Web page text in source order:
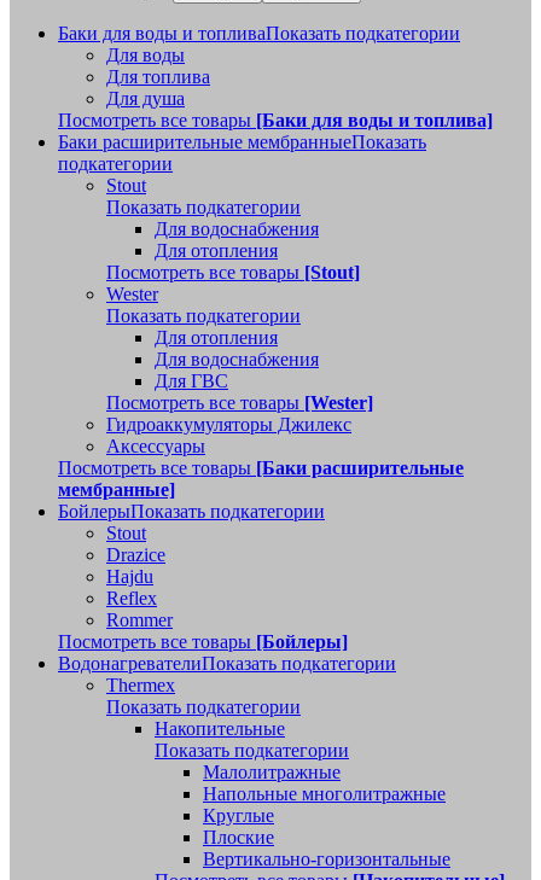
Баки для воды и топливаПоказать подкатегории
Для воды
Для топлива
Для душа
Посмотреть все товары [Баки для воды и топлива]
Баки расширительные мембранныеПоказать
подкатегории
Stout
Показать подкатегории
Для водоснабжения
Для отопления
Посмотреть все товары [Stout]
Wester
Показать подкатегории
Для отопления
Для водоснабжения
Для ГВС
Посмотреть все товары [Wester]
Гидроаккумуляторы Джилекс
Аксессуары
Посмотреть все товары [Баки расширительные
мембранные]
БойлерыПоказать подкатегории
Stout
Drazice
Hajdu
Reflex
Rommer
Посмотреть все товары [Бойлеры]
ВодонагревателиПоказать подкатегории
Thermex
Показать подкатегории
Накопительные
Показать подкатегории
Малолитражные
Напольные многолитражные
Круглые
Плоские
Вертикально-горизонтальные